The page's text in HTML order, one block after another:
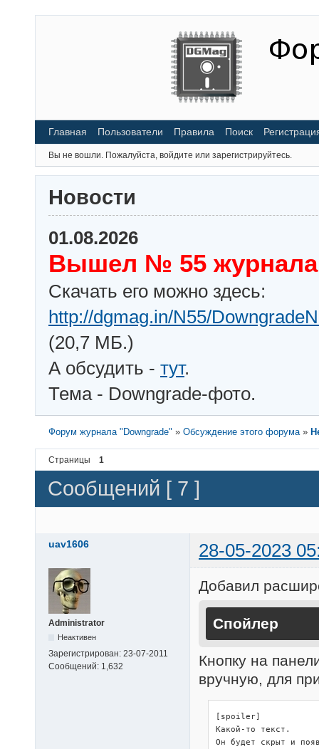
Главная Пользователи Правила Поиск
Вы не вошли. Пожалуйста, войдите или зарегистрируйтесь.
Новости
01.08.2026
Вышел № 55 журнала
Скачать его можно здесь:
http://dgmag.in/N55/
(20,7 МБ.)
А обсудить - тут.
Тема - Downgrade-фото.
Форум журнала "Downgrade" »Обсуждение этого форума »
Страницы 1
Сообщений [ 7 ]
uav1606 28-05-2023
Administrator
Неактивен
Зарегистрирован: 23-07-2011
Сообщений: 1,632
Добавил
Спойлер
Кнопку на
вручную, для
[spoiler]
Какой-то текст.
Он будет скрыт и